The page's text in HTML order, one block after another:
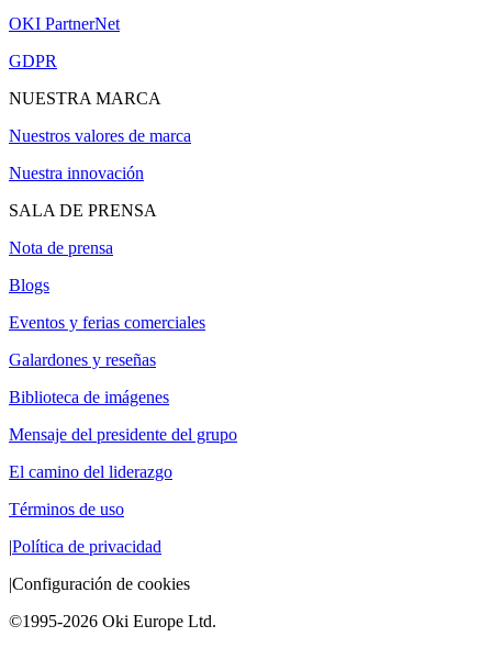
OKI PartnerNet
GDPR
NUESTRA MARCA
Nuestros valores de marca
Nuestra innovación
SALA DE PRENSA
Nota de prensa
Blogs
Eventos y ferias comerciales
Galardones y reseñas
Biblioteca de imágenes
Mensaje del presidente del grupo
El camino del liderazgo
Términos de uso
|Política de privacidad
|Configuración de cookies
©1995-2026 Oki Europe Ltd.